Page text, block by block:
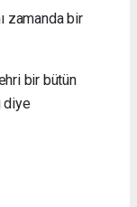
zamanda bir
bir bütün
diye